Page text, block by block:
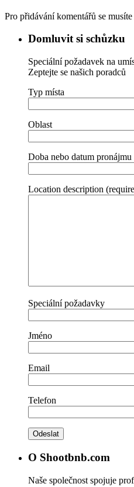
Pro přidávání komentářů se
Domluvit si schůzku
Speciální požadavek na
Zeptejte se našich poradců
Typ místa
Oblast
Doba nebo datum pronájmu
Location description
Speciální požadavky
Jméno
Email
Telefon
O Shootbnb.com
Naše společnost spojuje